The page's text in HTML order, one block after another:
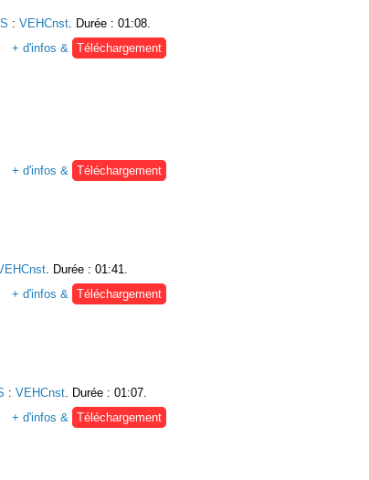
: VEHCnst . Durée : 01:08.
+ d'infos &
Téléchargement
+ d'infos & Téléchargement
. Durée : 01:41.
+ d'infos & Téléchargement
: VEHCnst. Durée : 01:07.
+ d'infos & Téléchargement